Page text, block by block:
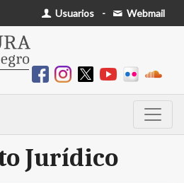
Usuarios - Webmail
Jurídico